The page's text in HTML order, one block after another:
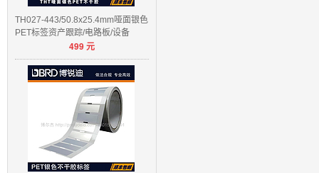
TH027-443/50.8x25.4mm哑面银色
PET标签资产跟踪/电路板/设备
499元